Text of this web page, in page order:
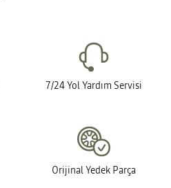
7/24 Yol Yardım Servisi
Orijinal Yedek Parça